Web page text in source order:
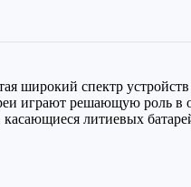
спектр
играют решающую роль в
литиевых